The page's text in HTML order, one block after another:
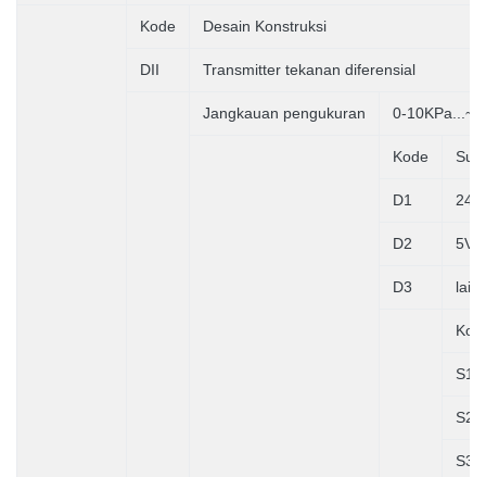
Kode Desain Konstruksi
DII Transmitter tekanan diferensial
Jangkauan pengukuran 0-
Kode
D1
D2
D3
S1
S2
S3